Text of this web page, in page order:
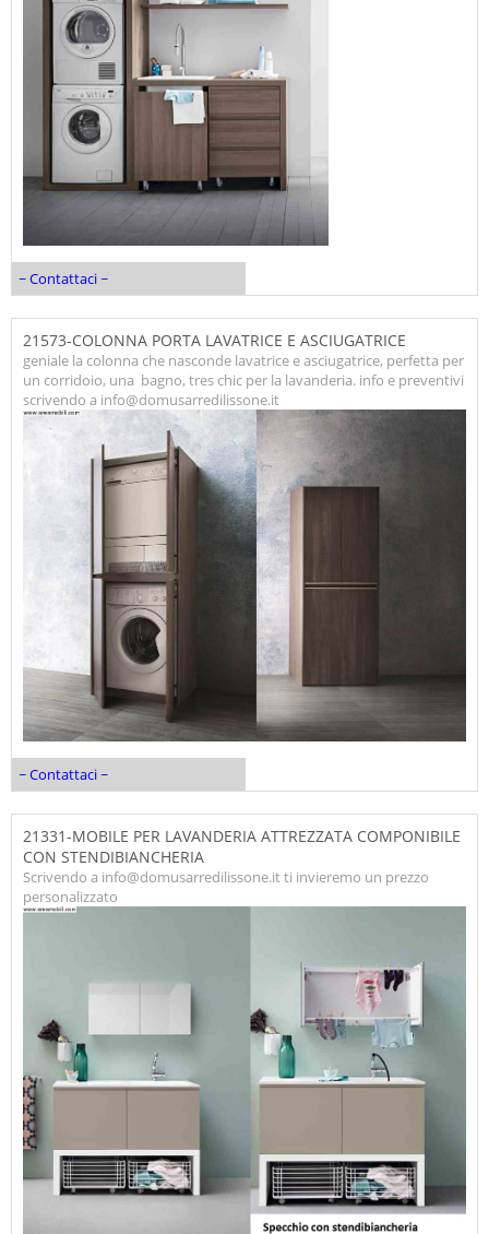
~ Contattaci ~
21573-COLONNA PORTA LAVATRICE E ASCIUGATRICE
geniale la colonna che nasconde lavatrice e asciugatrice, perfetta per
un corridoio, una bagno, tres chic per la lavanderia. info e preventivi
scrivendo a info@domusarredilissone.it
~ Contattaci ~
21331-MOBILE PER LAVANDERIA ATTREZZATA COMPONIBILE
CON STENDIBIANCHERIA
Scrivendo a info@domusarredilissone.it ti invieremo un prezzo
personalizzato